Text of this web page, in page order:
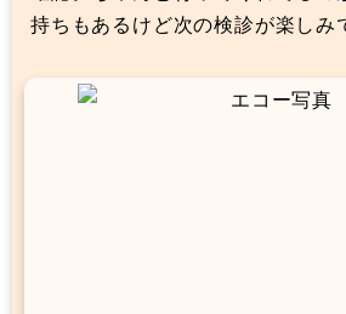
持ちもあるけど次の検診が楽しみ